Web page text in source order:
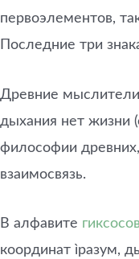
первоэлементов,
Последние три
Древние мыслители
дыхания нет жизни
философии
взаимосвязь.
В алфавите гиксосов
координат ìразум,